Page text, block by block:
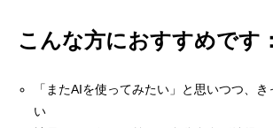
こんな方におすすめです：
「またAIを使ってみたい」と思いつつ、
い